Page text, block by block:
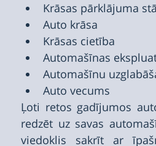
Krāsas pārklājuma
Auto krāsa
Krāsas cietība
Automašīnas
Automašīnu
Auto vecums
Ļoti retos gadījumos
redzēt uz savas
viedoklis sakrīt ar